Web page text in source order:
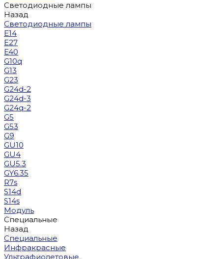
Светодиодные лампы
Назад
Светодиодные лампы
E14
E27
E40
G10q
G13
G23
G24d-2
G24d-3
G24q-2
G5
G53
G9
GU10
GU4
GU5.3
GY6.35
R7s
S14d
S14s
Модуль
Специальные
Назад
Специальные
Инфракрасные
Ультрафиолетовые